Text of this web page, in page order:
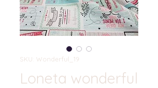
SKU: Wonderful_19
Loneta wonderful